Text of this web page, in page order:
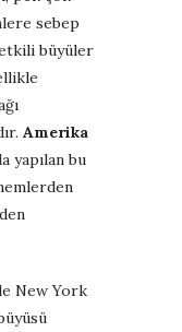
sebep
büyüler
Amerika
yapılan bu
New York